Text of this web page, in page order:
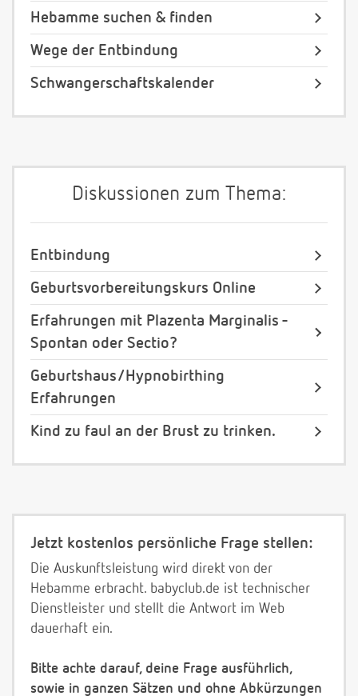
Hebamme suchen & finden
Wege der Entbindung
Schwangerschaftskalender
Diskussionen zum Thema:
Entbindung
Geburtsvorbereitungskurs Online
Erfahrungen mit Plazenta Marginalis -
Spontan oder Sectio?
Geburtshaus/Hypnobirthing
Erfahrungen
Kind zu faul an der Brust zu trinken.
Jetzt kostenlos persönliche Frage stellen:
Die Auskunftsleistung wird direkt von der
Hebamme erbracht. babyclub.de ist technischer
Dienstleister und stellt die Antwort im Web
dauerhaft ein.
Bitte achte darauf, deine Frage ausführlich,
sowie in ganzen Sätzen und ohne Abkürzungen